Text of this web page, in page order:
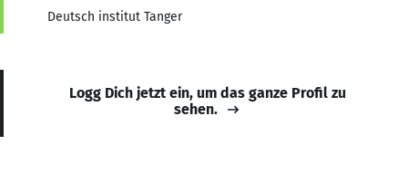
Deutsch institut Tanger
Logg Dich jetzt ein, um das ganze Profil zu
sehen.